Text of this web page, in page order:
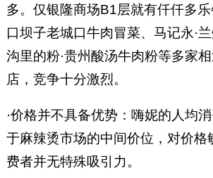
多。仅银隆商场B1层就有仟仟多
口坝子老城口牛肉冒菜、马记永·
沟里的粉·贵州酸汤牛肉粉等多家
店，竞争十分激烈。
·价格并不具备优势：嗨妮的人均
于麻辣烫市场的中间价位，对价格
费者并无特殊吸引力。